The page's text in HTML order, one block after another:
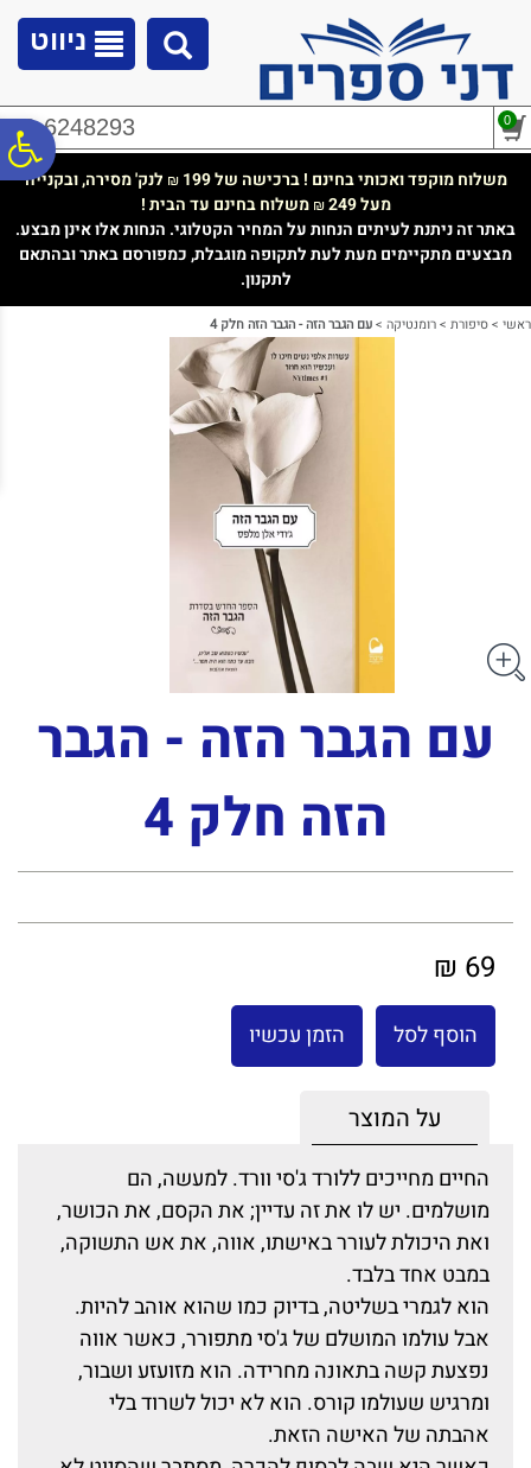
נגישות
ניווט
02-6248293 0
משלוח מוקפד ואכותי בחינם ! ברכישה של 199 ₪ לנק' מסירה, ובקנייה
מעל 249
₪משלוח בחינם עד הבית !
באתר זה ניתנת לעיתים הנחות על המחיר הקטלוגי. הנחות אלו אינן מבצע.
מבצעים מתקיימים מעת לעת לתקופה מוגבלת, כמפורסם באתר ובהתאם
לתקנון.
ראשי >סיפורת >רומנטיקה >עם הגבר הזה - הגבר הזה חלק 4
עם הגבר הזה - הגבר
הזה חלק 4
69 ₪
הוסף לסל הזמן עכשיו
על המוצר
החיים מחייכים ללורד ג'סי וורד. למעשה, הם
מושלמים. יש לו את זה עדיין; את הקסם, את הכושר,
ואת היכולת לעורר באישתו, אווה, את אש התשוקה,
במבט אחד בלבד.
הוא לגמרי בשליטה, בדיוק כמו שהוא אוהב להיות.
אבל עולמו המושלם של ג'סי מתפורר, כאשר אווה
נפצעת קשה בתאונה מחרידה. הוא מזועזע ושבור,
ומרגיש שעולמו קורס. הוא לא יכול לשרוד בלי
אהבתה של האישה הזאת.